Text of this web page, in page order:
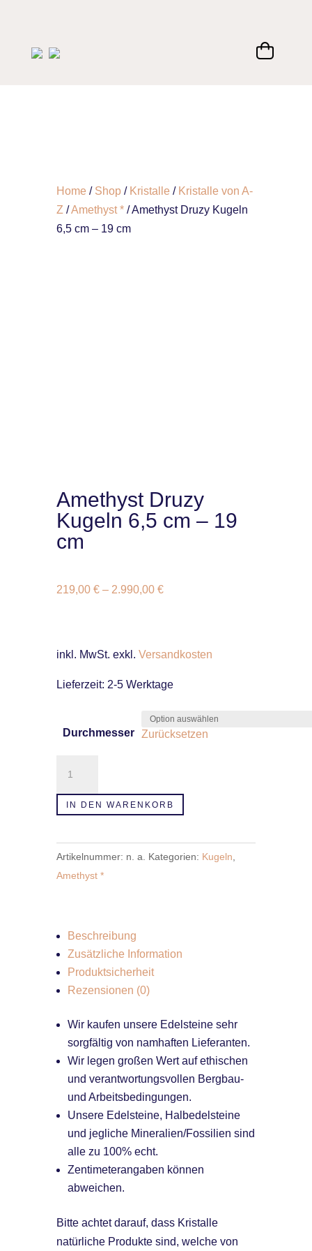
Home / Shop/ Kristalle / Kristalle von A-
Z /Amethyst */ Amethyst Druzy Kugeln
6,5 cm – 19 cm
Amethyst Druzy
Kugeln 6,5 cm – 19
cm
219,00 €– 2.990,00 €
inkl. MwSt. exkl. Versandkosten
Lieferzeit: 2-5 Werktage
Durchmesser Zurücksetzen
Kugeln
-
19
IN DEN WARENKORB
Artikelnummer: n. a. Kategorien: Kugeln
Amethyst *
Beschreibung
Zusätzliche Information
Produktsicherheit
Rezensionen (0)
Wir kaufen unsere Edelsteine sehr
sorgfältig von namhaften Lieferanten.
Wir legen großen Wert auf ethischen
und verantwortungsvollen Bergbau-
und Arbeitsbedingungen.
Unsere Edelsteine, Halbedelsteine
und jegliche Mineralien/Fossilien sind
alle zu 100% echt.
Zentimeterangaben können
abweichen.
Bitte achtet darauf, dass Kristalle
natürliche Produkte sind, welche von